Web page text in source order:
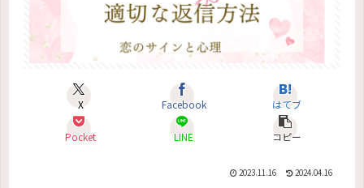
X Facebook はてブ
Pocket LINE コピー
2023.11.16 2024.04.16